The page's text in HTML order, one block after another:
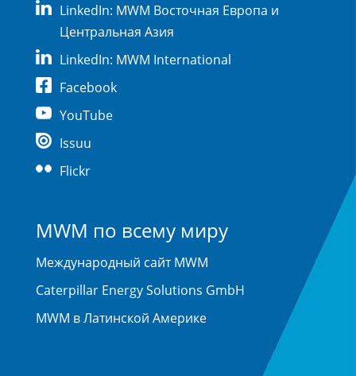
LinkedIn: MWM Восточная Европа и
Центральная Азия
LinkedIn: MWM International
Facebook
YouTube
Issuu
Flickr
MWM по всему миру
Международный сайт MWM
Caterpillar Energy Solutions GmbH
MWM в Латинской Америке